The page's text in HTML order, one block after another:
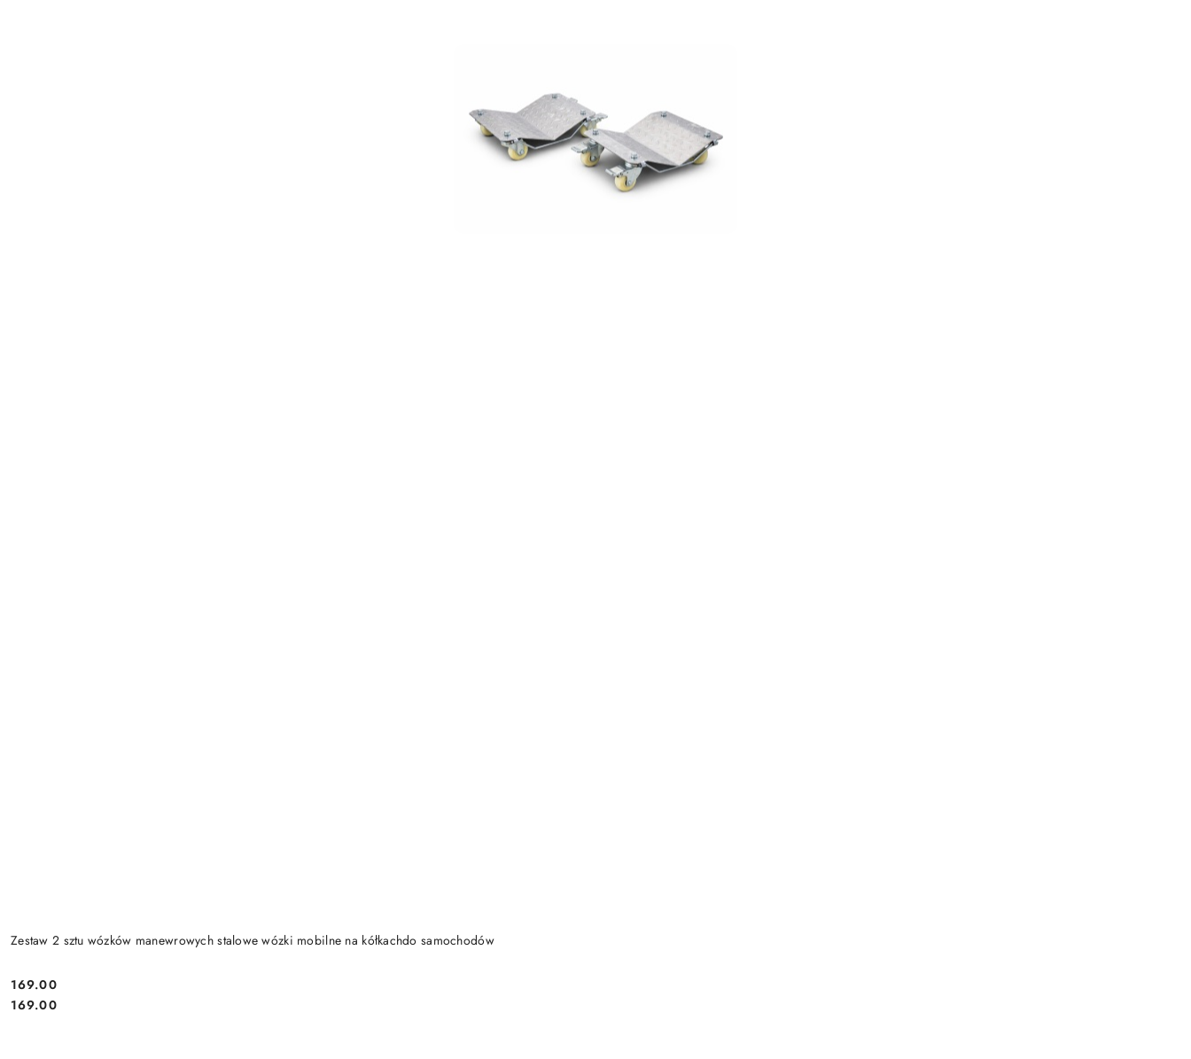
Zestaw 2 sztu wózków manewrowych stalowe wózki mobilne na kółkachdo samochodów
Cena:
169.00
Cena:
169.00